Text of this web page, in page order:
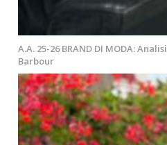
A.A. 25-26 BRAND DI MODA:
Barbour